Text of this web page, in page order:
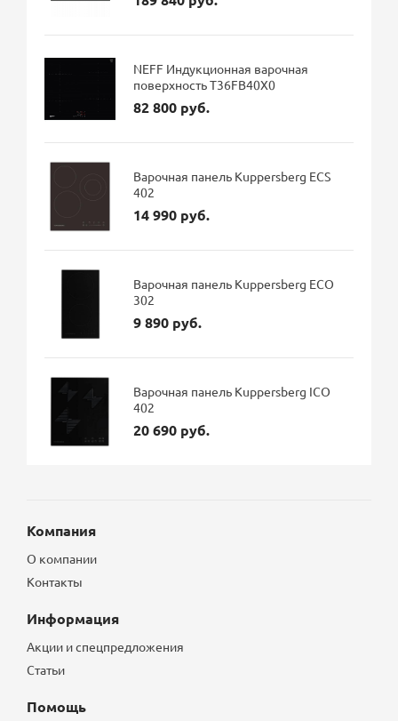
NEFF Индукционная варочная
поверхность T36FB40X0
82 800 руб.
Варочная панель Kuppersberg ECS
402
14 990 руб.
Варочная панель Kuppersberg ECO
302
9 890 руб.
Варочная панель Kuppersberg ICO
402
20 690 руб.
Компания
О компании
Контакты
Информация
Акции и спецпредложения
Статьи
Помощь